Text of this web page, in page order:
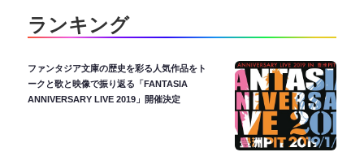
ランキング
ファンタジア文庫の歴史を彩る人気作品をト
ークと歌と映像で振り返る「FANTASIA
ANNIVERSARY LIVE 2019」開催決定